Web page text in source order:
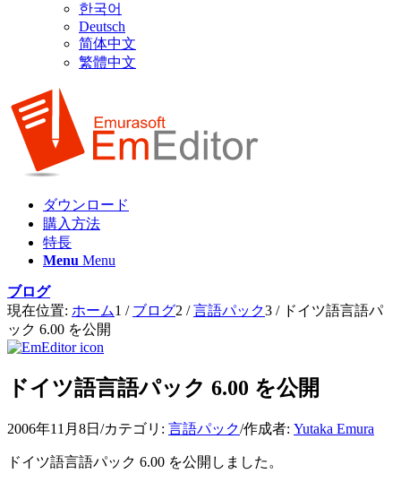
한국어
Deutsch
简体中文
繁體中文
ダウンロード
購入方法
特長
Menu Menu
ブログ
現在位置: ホーム1 / ブログ2 / 言語パック3 /
ドイツ語言語パ
ック 6.00 を公開
ドイツ語言語パック 6.00 を公開
2006年11月8日 /カテゴリ: 言語パック/作成者: Yutaka Emura
ドイツ語言語パック 6.00 を公開しました。